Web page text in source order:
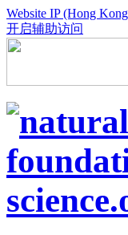
Website IP (Hong
开启辅助访问